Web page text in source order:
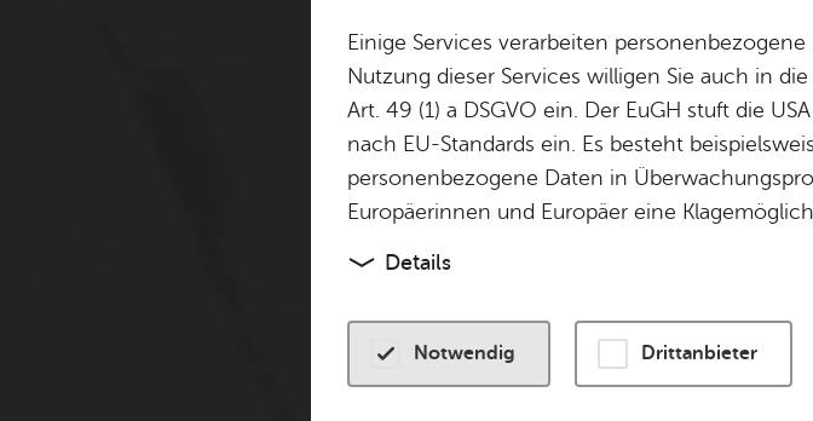
Cookies akzeptieren und Karte laden
Einige Services verarbeiten
Nutzung dieser Services willigen Sie auch in
Art. 49 (1) a DSGVO ein. Der EuGH stuft die
nach EU-Standards ein. Es besteht
personenbezogene Daten in
Europäerinnen und Europäer eine
Details
Notwendig Drittanbieter